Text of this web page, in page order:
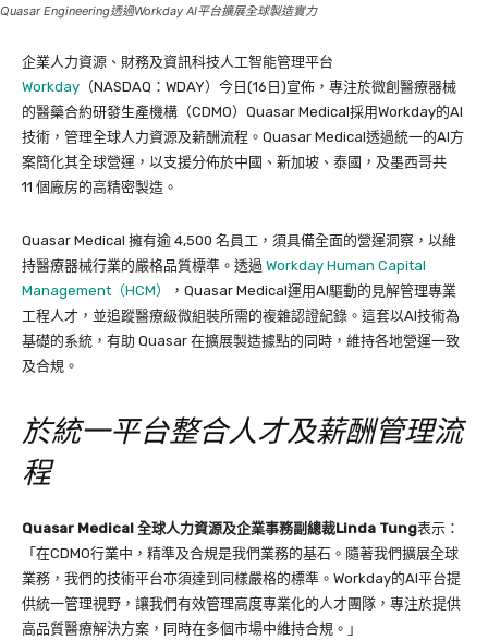
Quasar Engineering透過Workday AI平台擴展全球製造實力
企業人力資源、財務及資訊科技人工智能管理平台
Workday （NASDAQ：WDAY）今日(16日)宣佈，專注於微創醫療器械
的醫藥合約研發生產機構（CDMO）Quasar Medical採用Workday的AI
技術，管理全球人力資源及薪酬流程。Quasar Medical透過統一的AI方
案簡化其全球營運，以支援分佈於中國、新加坡、泰國，及墨西哥共
11 個廠房的高精密製造。
Quasar Medical 擁有逾 4,500 名員工，須具備全面的營運洞察，以維
持醫療器械行業的嚴格品質標準。透過 Workday Human Capital
Management（HCM）
，Quasar Medical運用AI驅動的見解管理專業
工程人才，並追蹤醫療級微組裝所需的複雜認證紀錄。這套以AI技術為
基礎的系統，有助 Quasar 在擴展製造據點的同時，維持各地營運一致
及合規。
於統一平台整合人才及薪酬管理流
程
Quasar Medical 全球人力資源及企業事務副總裁Linda Tung表示：
「在CDMO行業中，精準及合規是我們業務的基石。隨著我們擴展全球
業務，我們的技術平台亦須達到同樣嚴格的標準。Workday的AI平台提
供統一管理視野，讓我們有效管理高度專業化的人才團隊，專注於提供
高品質醫療解決方案，同時在多個市場中維持合規。」